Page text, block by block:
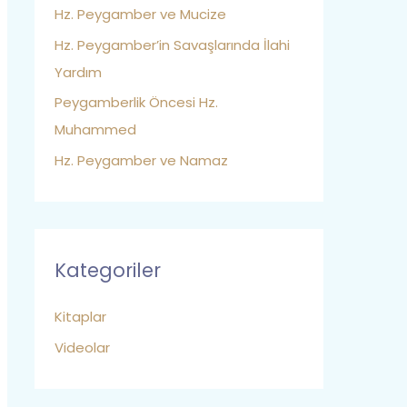
Hz. Peygamber ve Mucize
Hz. Peygamber’in Savaşlarında İlahi
Yardım
Peygamberlik Öncesi Hz.
Muhammed
Hz. Peygamber ve Namaz
Kategoriler
Kitaplar
Videolar